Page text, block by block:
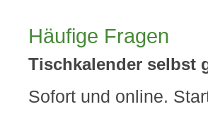
Häufige Fragen
Tischkalender selbst
Sofort und online.